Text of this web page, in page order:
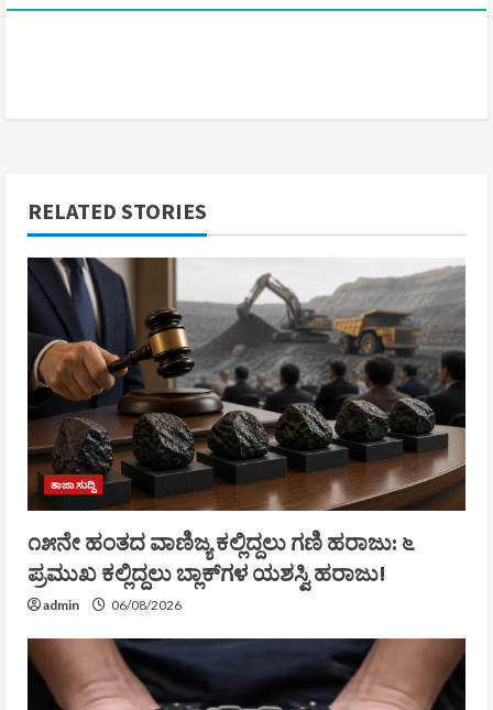
RELATED STORIES
ತಾಜಾ ಸುದ್ದಿ
೧೫ನೇ ಹಂತದ ವಾಣಿಜ್ಯ ಕಲ್ಲಿದ್ದಲು ಗಣಿ ಹರಾಜು: ೬
ಪ್ರಮುಖ ಕಲ್ಲಿದ್ದಲು ಬ್ಲಾಕ್‌ಗಳ ಯಶಸ್ವಿ ಹರಾಜು!
admin 06/08/2026